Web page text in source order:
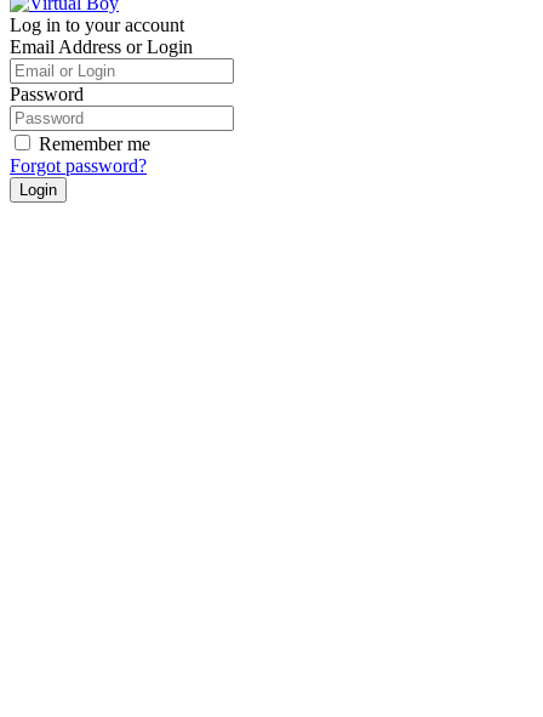
Log in to your account
Email Address or Login
Password
Remember me
Forgot password?
Login